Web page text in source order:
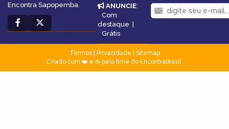
Encontra Sapopemba.
ANUNCIE:
Com
destaque |
Grátis
Termos| Privacidade
Sitemap
Criado com ❤️ e ☕ pelo time do EncontraBrasil